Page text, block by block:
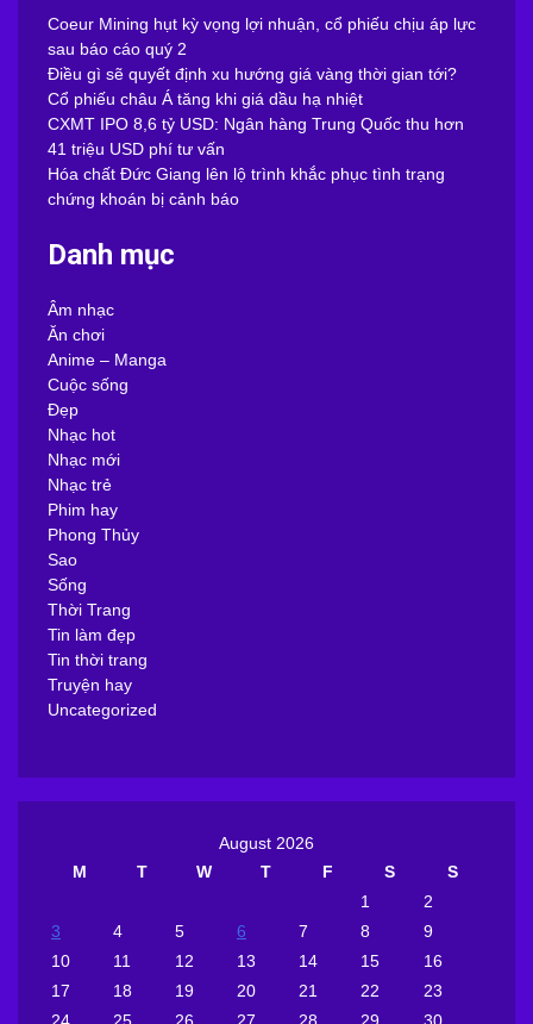
Coeur Mining hụt kỳ vọng lợi nhuận, cổ phiếu chịu áp lực
sau báo cáo quý 2
Điều gì sẽ quyết định xu hướng giá vàng thời gian tới?
Cổ phiếu châu Á tăng khi giá dầu hạ nhiệt
CXMT IPO 8,6 tỷ USD: Ngân hàng Trung Quốc thu hơn
41 triệu USD phí tư vấn
Hóa chất Đức Giang lên lộ trình khắc phục tình trạng
chứng khoán bị cảnh báo
Danh mục
Âm nhạc
Ăn chơi
Anime – Manga
Cuộc sống
Đẹp
Nhạc hot
Nhạc mới
Nhạc trẻ
Phim hay
Phong Thủy
Sao
Sống
Thời Trang
Tin làm đẹp
Tin thời trang
Truyện hay
Uncategorized
August 2026
M
T W T F S
S
1
2
3
4 5 6 7 8
9
10
11 12 13 14 15
16
17
18 19 20 21 22
23